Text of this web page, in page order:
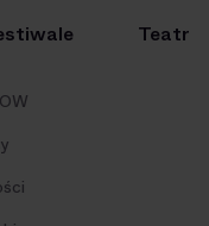
Teatr